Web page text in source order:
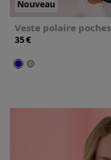
Nouveau
35€